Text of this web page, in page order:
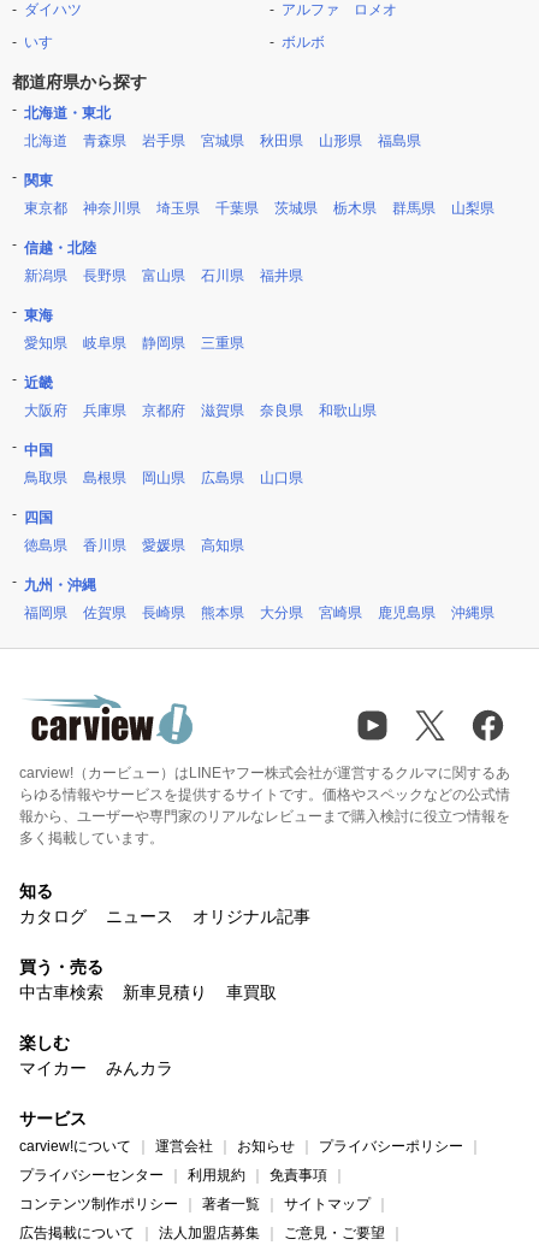
ダイハツ
いすゞ
アルファ ロメオ
ボルボ
都道府県から探す
北海道・東北
北海道
青森県 岩手県 宮城県 秋田県 山形県 福島県
関東
東京都
神奈川県 埼玉県 千葉県 茨城県 栃木県 群馬県 山梨県
信越・北陸
新潟県
長野県 富山県 石川県 福井県
東海
愛知県
岐阜県 静岡県 三重県
近畿
大阪府
兵庫県 京都府 滋賀県 奈良県 和歌山県
中国
鳥取県
島根県 岡山県 広島県 山口県
四国
徳島県
香川県 愛媛県 高知県
九州・沖縄
福岡県
佐賀県 長崎県 熊本県 大分県 宮崎県 鹿児島県 沖縄県
carview!（カービュー）はLINEヤフー株式会社が運営するクルマに関するあ
らゆる情報やサービスを提供するサイトです。価格やスペックなどの公式情
報から、ユーザーや専門家のリアルなレビューまで購入検討に役立つ情報を
多く掲載しています。
知る
カタログ
ニュース オリジナル記事
買う・売る
中古車検索
新車見積り 車買取
楽しむ
マイカー
みんカラ
サービス
carview!について 運営会社 お知らせ
プライバシーポリシー
プライバシーセンター
利用規約
免責事項
コンテンツ制作ポリシー
著者一覧
サイトマップ
広告掲載について
法人加盟店募集 ご意見・ご要望